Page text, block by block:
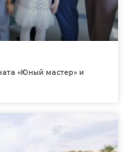
«Юный мастер» и